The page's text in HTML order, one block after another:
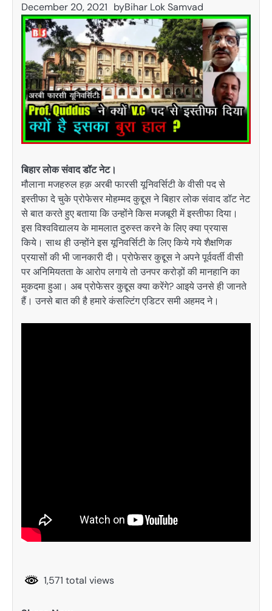
December 20, 2021 byBihar Lok Samvad
बिहार लोक संवाद डॉट नेट।
मौलाना मजहरुल हक़ अरबी फारसी यूनिवर्सिटी के वीसी पद से
इस्तीफा दे चुके प्रोफेसर मोहम्मद कुद्दूस ने बिहार लोक संवाद डॉट नेट
से बात करते हुए बताया कि उन्होंने किस मजबूरी में इस्तीफा दिया।
इस विश्वविद्यालय के मामलात दुरुस्त करने के लिए क्या प्रयास
किये। साथ ही उन्होंने इस यूनिवर्सिटी के लिए किये गये शैक्षणिक
प्रयासों की भी जानकारी दी। प्रोफेसर कुद्दूस ने अपने पूर्ववर्ती वीसी
पर अनिमियतता के आरोप लगाये तो उनपर करोड़ों की मानहानि का
मुकदमा हुआ। अब प्रोफेसर कुद्दूस क्या करेंगे? आइये उनसे ही जानते
हैं। उनसे बात की है हमारे कंसल्टिंग एडिटर समी अहमद ने।
1,571 total views